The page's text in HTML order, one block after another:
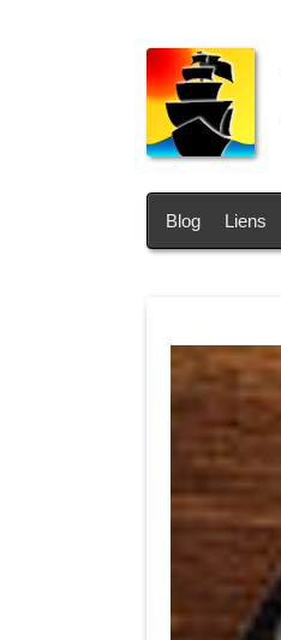
Blog Liens